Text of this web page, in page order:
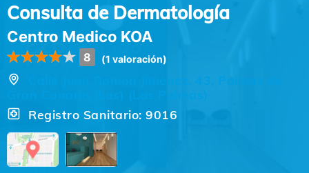
Consulta de Dermatología
Centro Medico KOA
8 (1 valoración)
Registro Sanitario: 9016